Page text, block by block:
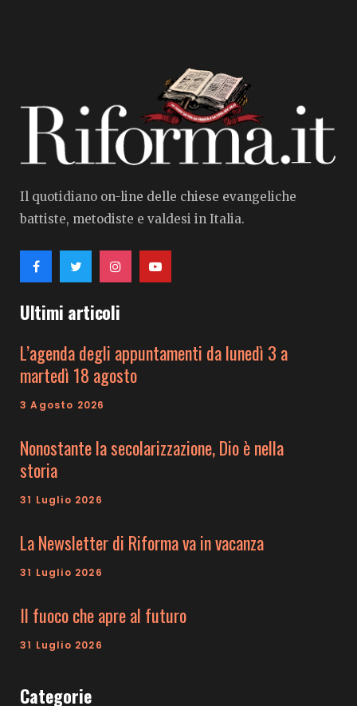
Il quotidiano on-line delle chiese evangeliche
battiste, metodiste e valdesi in Italia.
Ultimi articoli
L’agenda degli appuntamenti da lunedì 3 a
martedì 18 agosto
3 Agosto 2026
Nonostante la secolarizzazione, Dio è nella
storia
31 Luglio 2026
La Newsletter di Riforma va in vacanza
31 Luglio 2026
Il fuoco che apre al futuro
31 Luglio 2026
Categorie